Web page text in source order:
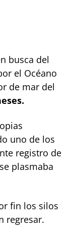
busca del
el Océano
de mar del
uno de los
registro de
plasmaba
fin los silos
regresar.